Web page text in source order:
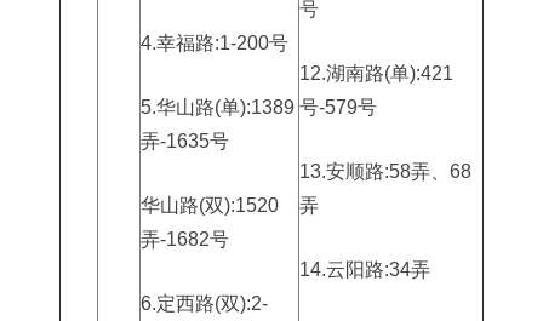
4.幸福路:1-200号
5.华山路(单):1389
弄-1635号
华山路(双):1520
弄-1682号
6.定西路(双):2-
号
12.湖南路(单):421
号-579号
13.安顺路:58弄、68
弄
14.云阳路:34弄